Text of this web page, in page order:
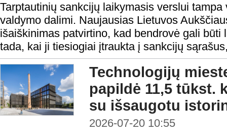
Tarptautinių sankcijų laikymasis verslui
valdymo dalimi. Naujausias Lietuvos
išaiškinimas patvirtino, kad bendrovė gali būti
tada, kai ji tiesiogiai įtraukta į sankcijų
Technologijų
papildė 11,5 tūkst.
su išsaugotu
2026-07-20 10:55